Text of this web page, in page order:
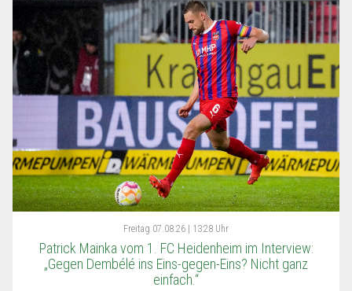
Freitag 07.08.26 | 13:28 Uhr
Patrick Mainka vom 1. FC Heidenheim im Interview:
„Gegen Dembélé ins Eins-gegen-Eins? Nicht ganz
einfach.“